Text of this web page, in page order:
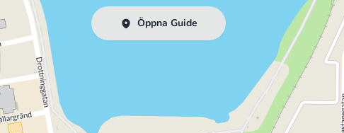
Öppna Guide